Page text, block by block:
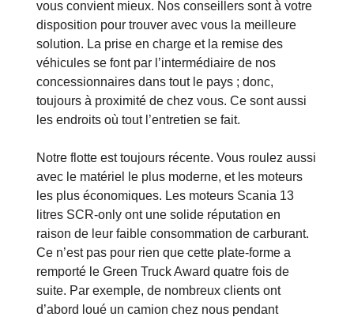
vous convient mieux. Nos conseillers sont à votre
disposition pour trouver avec vous la meilleure
solution. La prise en charge et la remise des
véhicules se font par l’intermédiaire de nos
concessionnaires dans tout le pays ; donc,
toujours à proximité de chez vous. Ce sont aussi
les endroits où tout l’entretien se fait.
Notre flotte est toujours récente. Vous roulez aussi
avec le matériel le plus moderne, et les moteurs
les plus économiques. Les moteurs Scania 13
litres SCR-only ont une solide réputation en
raison de leur faible consommation de carburant.
Ce n’est pas pour rien que cette plate-forme a
remporté le Green Truck Award quatre fois de
suite. Par exemple, de nombreux clients ont
d’abord loué un camion chez nous pendant